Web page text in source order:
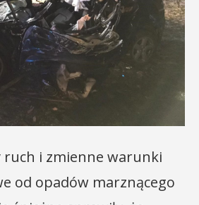
ruch i zmienne warunki
od opadów marznącego